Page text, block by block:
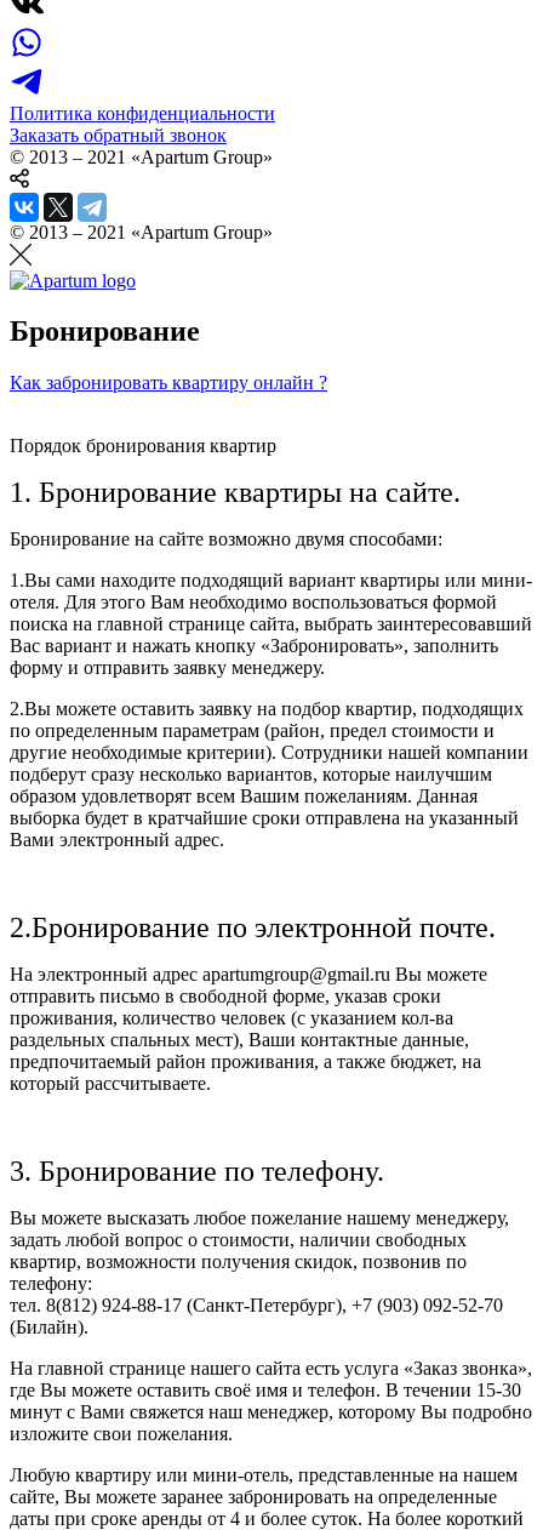
Политика конфиденциальности
Заказать обратный звонок
© 2013 – 2021 «Apartum Group»
© 2013 – 2021 «Apartum Group»
Бронирование
Как забронировать квартиру онлайн ?
Порядок бронирования квартир
1. Бронирование квартиры на сайте.
Бронирование на сайте возможно двумя способами:
1.Вы сами находите подходящий вариант квартиры или мини-
отеля. Для этого Вам необходимо воспользоваться формой
поиска на главной странице сайта, выбрать заинтересовавший
Вас вариант и нажать кнопку «Забронировать», заполнить
форму и отправить заявку менеджеру.
2.Вы можете оставить заявку на подбор квартир, подходящих
по определенным параметрам (район, предел стоимости и
другие необходимые критерии). Сотрудники нашей компании
подберут сразу несколько вариантов, которые наилучшим
образом удовлетворят всем Вашим пожеланиям. Данная
выборка будет в кратчайшие сроки отправлена на указанный
Вами электронный адрес.
2.Бронирование по электронной почте.
На электронный адрес apartumgroup@gmail.ru Вы можете
отправить письмо в свободной форме, указав сроки
проживания, количество человек (с указанием кол-ва
раздельных спальных мест), Ваши контактные данные,
предпочитаемый район проживания, а также бюджет, на
который рассчитываете.
3. Бронирование по телефону.
Вы можете высказать любое пожелание нашему менеджеру,
задать любой вопрос о стоимости, наличии свободных
квартир, возможности получения скидок, позвонив по
телефону:
тел. 8(812) 924-88-17 (Санкт-Петербург), +7 (903) 092-52-70
(Билайн).
На главной странице нашего сайта есть услуга «Заказ звонка»,
где Вы можете оставить своё имя и телефон. В течении 15-30
минут с Вами свяжется наш менеджер, которому Вы подробно
изложите свои пожелания.
Любую квартиру или мини-отель, представленные на нашем
сайте, Вы можете заранее забронировать на определенные
даты при сроке аренды от 4 и более суток. На более короткий